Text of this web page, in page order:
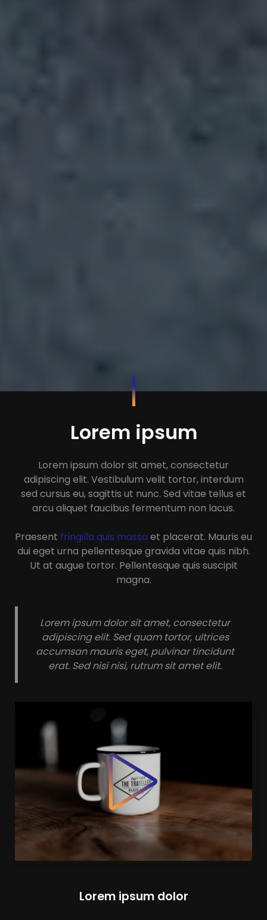
Lorem ipsum
Lorem ipsum dolor sit amet, consectetur
adipiscing elit. Vestibulum velit tortor, interdum
sed cursus eu, sagittis ut nunc. Sed vitae tellus et
arcu aliquet faucibus fermentum non lacus.
Praesent fringilla quis massa et placerat. Mauris eu
dui eget urna pellentesque gravida vitae quis nibh.
Ut at augue tortor. Pellentesque quis suscipit
magna.
Lorem ipsum dolor sit amet, consectetur
adipiscing elit. Sed quam tortor, ultrices
accumsan mauris eget, pulvinar tincidunt
erat. Sed nisi nisi, rutrum sit amet elit.
Lorem ipsum dolor